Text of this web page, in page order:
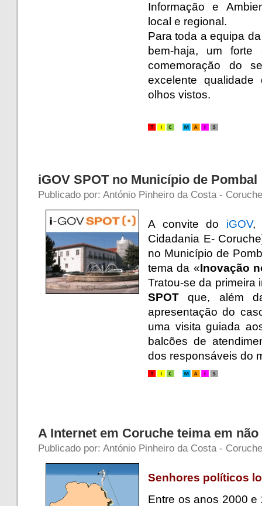
Informação e
local e regional.
Para toda a equipa
bem-haja, um
comemoração do
excelente
olhos vistos.
iGOV SPOT no Município de Pombal
Publicado por: António Pinheiro da Costa -
A convite do iGOV,
Cidadania E-
no Município de
tema da «Inovação
Tratou-se da
SPOT que, além
apresentação do
uma visita guiada
balcões de
dos responsáveis do
A Internet em Coruche teima em
Publicado por: António Pinheiro da Costa -
Senhores políticos
Entre os anos 2000